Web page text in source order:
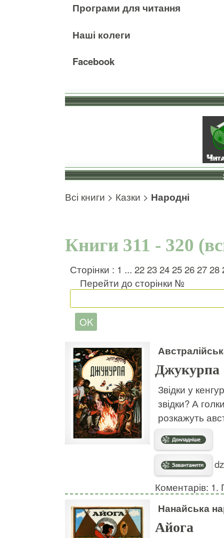
Програми для читання
Наші колеги
Facebook
Всі книги > Казки > Народні
Книги 311 - 320
Сторінки : 1 ... 22232425262728
Перейти до сторінки №
Джукурпа
Звідки у
звідки? А
розкажуть
Коментарів: 1.
Нанайська
Айога